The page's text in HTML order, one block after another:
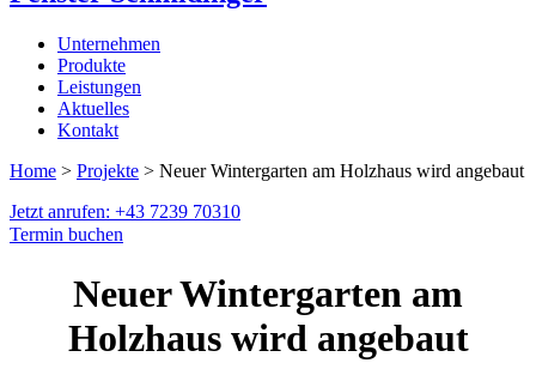
Unternehmen
Produkte
Leistungen
Aktuelles
Kontakt
Home > Projekte > Neuer Wintergarten am Holzhaus wird angebaut
Jetzt anrufen: +43 7239 70310
Termin buchen
Neuer Wintergarten am
Holzhaus wird angebaut